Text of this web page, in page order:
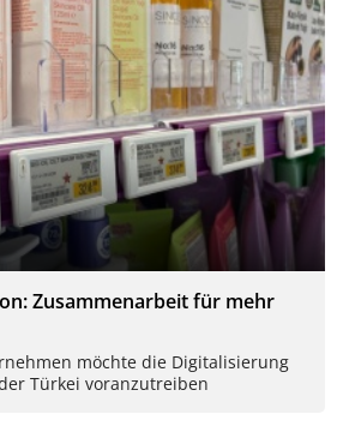
Zusammenarbeit für mehr
möchte die Digitalisierung
Türkei voranzutreiben